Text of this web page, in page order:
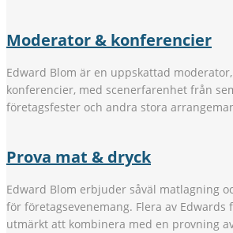
Moderator & konferencier
Edward Blom är en uppskattad
konferencier, med scenerfarenhet från
företagsfester och andra stora
Prova mat & dryck
Edward Blom erbjuder såväl matlagning
för företagsevenemang. Flera av Edwards
utmärkt att kombinera med en provning